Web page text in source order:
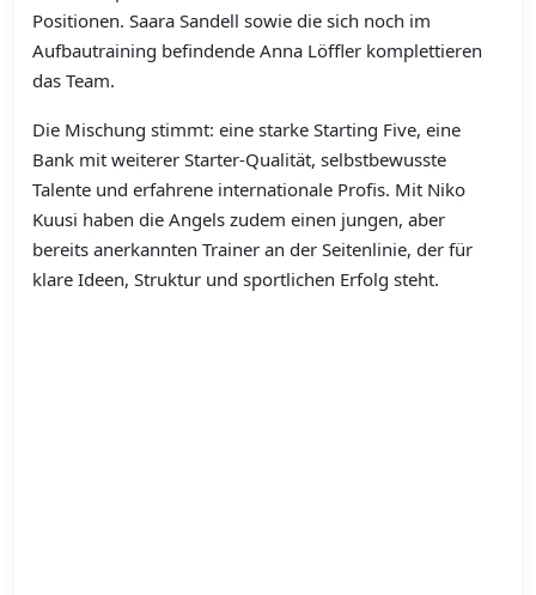
Positionen. Saara Sandell sowie die sich noch im
Aufbautraining befindende Anna Löffler komplettieren
das Team.
Die Mischung stimmt: eine starke Starting Five, eine
Bank mit weiterer Starter-Qualität, selbstbewusste
Talente und erfahrene internationale Profis. Mit Niko
Kuusi haben die Angels zudem einen jungen, aber
bereits anerkannten Trainer an der Seitenlinie, der für
klare Ideen, Struktur und sportlichen Erfolg steht.